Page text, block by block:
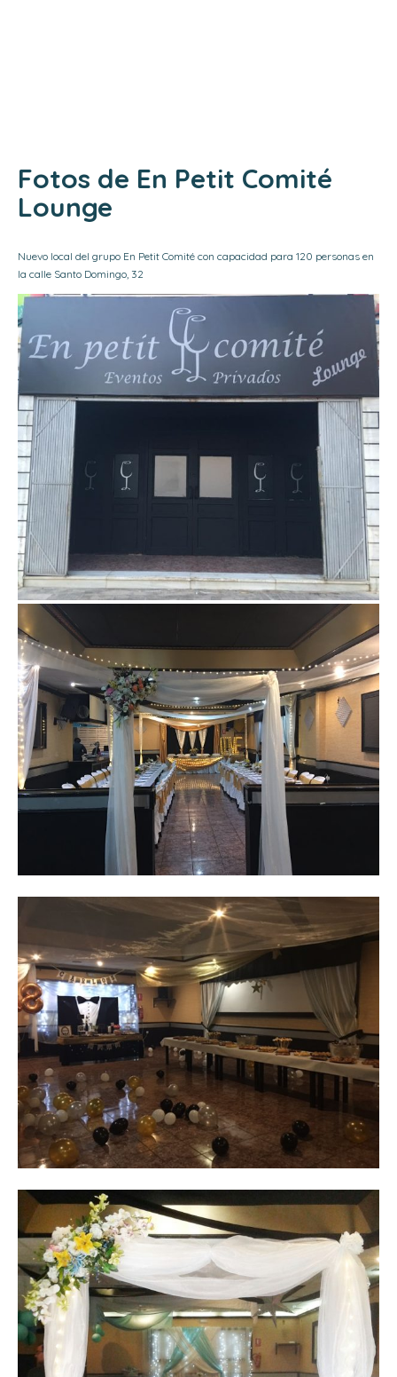
Fotos de En Petit Comité
Lounge
Nuevo local del grupo En Petit Comité con capacidad para 120 personas en
la calle Santo Domingo, 32